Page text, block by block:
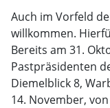
Auch im Vorfeld
willkommen.
Bereits am 31.
Pastpräsidenten
Diemelblick 8,
14. November,